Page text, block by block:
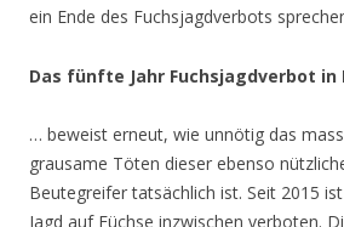
ein Ende des Fuchsjagdverbots
Das fünfte Jahr Fuchsjagdverbot in
… beweist erneut, wie unnötig das
grausame Töten dieser ebenso
Beutegreifer tatsächlich ist. Seit 2015
Jagd auf Füchse inzwischen verboten.